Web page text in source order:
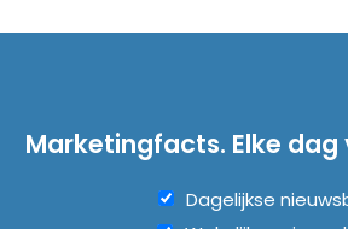
Marketingfacts. Elke dag
Dagelijkse